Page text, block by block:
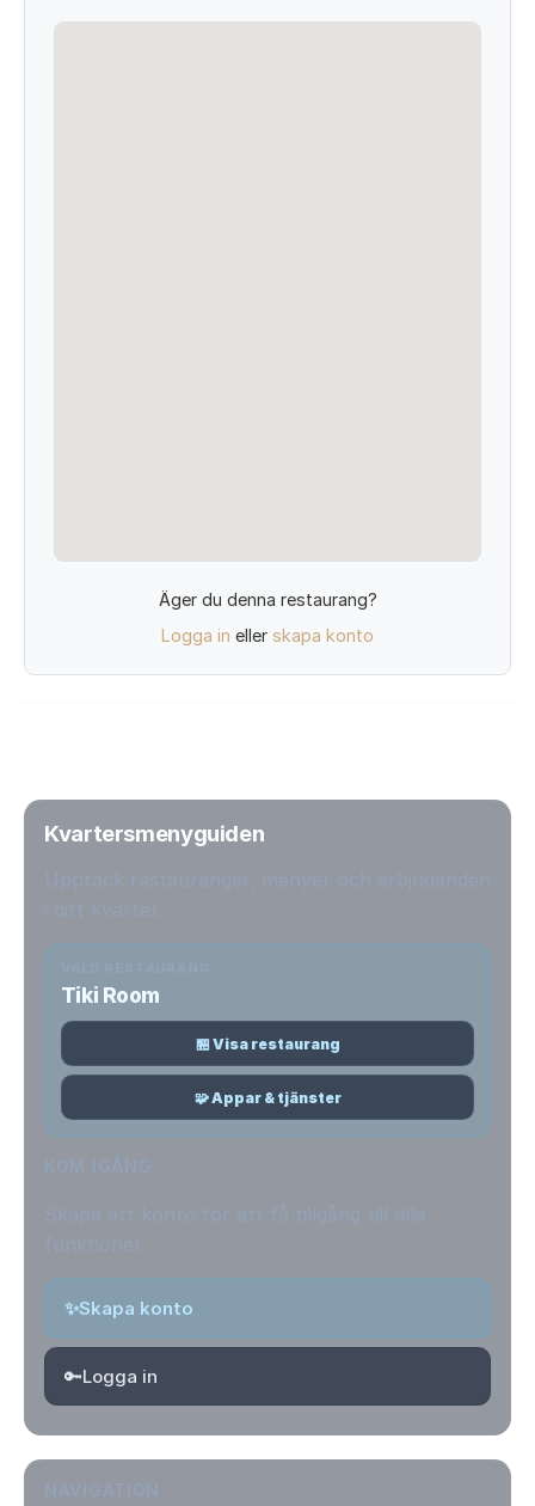
Äger du denna restaurang?
Logga in eller skapa konto
Kvartersmenyguiden
Tiki Room
🏪 Visa restaurang
🧩 Appar & tjänster
✨Skapa konto
🔑Logga in